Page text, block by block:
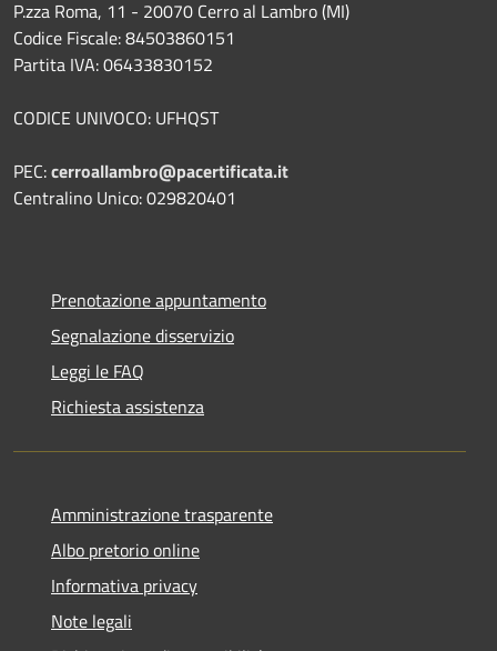
P.zza Roma, 11 - 20070 Cerro al Lambro (MI)
Codice Fiscale: 84503860151
Partita IVA: 06433830152
CODICE UNIVOCO: UFHQST
PEC:cerroallambro@pacertificata.it
Centralino Unico: 029820401
Prenotazione appuntamento
Segnalazione disservizio
Leggi le FAQ
Richiesta assistenza
Amministrazione trasparente
Albo pretorio online
Informativa privacy
Note legali